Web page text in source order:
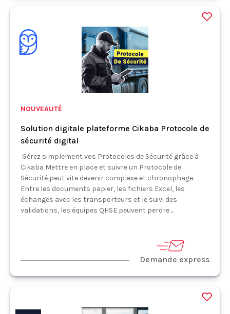
NOUVEAUTÉ
Solution digitale plateforme Cikaba Protocole de
sécurité digital
Gérez simplement vos Protocoles de Sécurité grâce à
Cikaba Mettre en place et suivre un Protocole de
Sécurité peut vite devenir complexe et chronophage.
Entre les documents papier, les fichiers Excel, les
échanges avec les transporteurs et le suivi des
validations, les équipes QHSE peuvent perdre ...
Demande express